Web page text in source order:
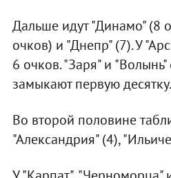
Дальше идут "Динамо" (8
очков) и "Днепр" (7). У
6 очков. "Заря" и
замыкают первую десятку.
Во второй половине
"Александрия" (4),